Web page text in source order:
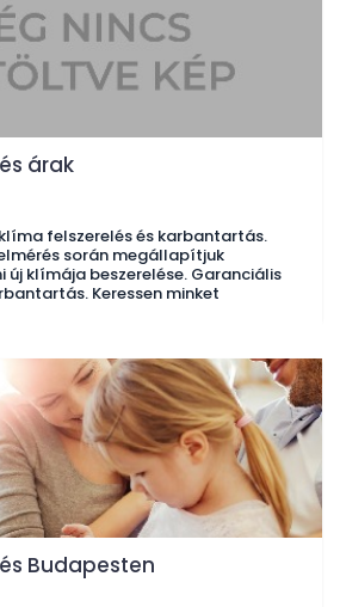
árak
felszerelés és karbantartás.
során megállapítjuk
új klímája beszerelése. Garanciális
Keressen minket
Budapesten